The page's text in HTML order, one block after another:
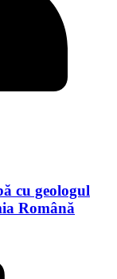
cu geologul
Română